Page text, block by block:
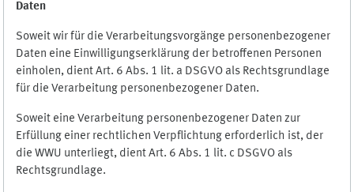
Daten
Soweit wir für die Verarbeitungsvorgänge personenbezogener
Daten eine Einwilligungserklärung der betroffenen Personen
einholen, dient Art. 6 Abs. 1 lit. a DSGVO als Rechtsgrundlage
für die Verarbeitung personenbezogener Daten.
Soweit eine Verarbeitung personenbezogener Daten zur
Erfüllung einer rechtlichen Verpflichtung erforderlich ist, der
die WWU unterliegt, dient Art. 6 Abs. 1 lit. c DSGVO als
Rechtsgrundlage.